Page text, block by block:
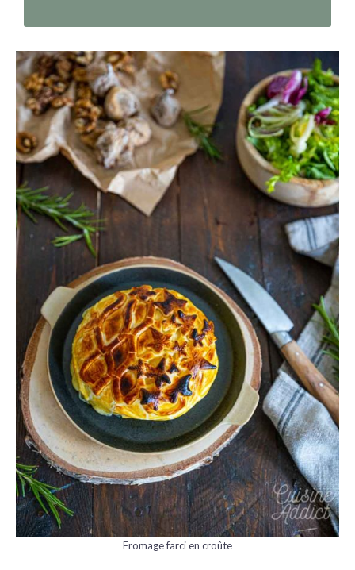
Fromage farci en croûte